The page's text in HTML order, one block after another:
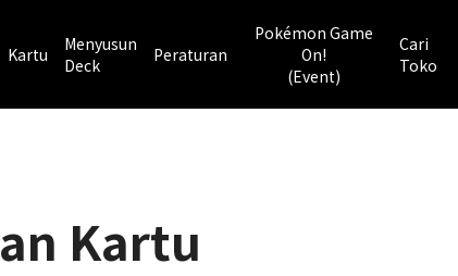
Kartu
Menyusun
Deck
Peraturan
Pokémon Game
On!
(Event)
Cari
Toko
Kartu